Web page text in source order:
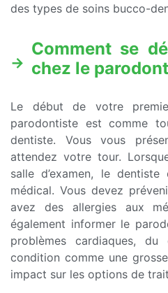
des types de soins bucco-
Comment se
chez le
Le début de votre
parodontiste est comme
dentiste. Vous vous
attendez votre tour.
salle d’examen, le
médical. Vous devez
avez des allergies aux
également informer le
problèmes cardiaques,
condition comme une
impact sur les options de